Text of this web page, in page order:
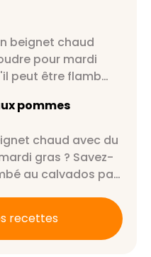
beignet chaud
pour mardi
peut être flambé
pommes
chaud avec du
gras ? Savez-
au calvados par
recettes